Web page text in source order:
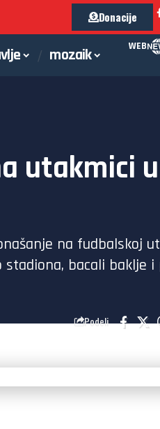
Donacije
mozaik WEB
utakmici u
na fudbalskoj
stadiona, bacali baklje
Podeli